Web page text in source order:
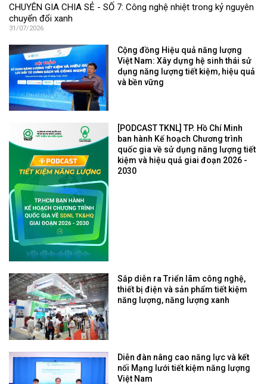
CHUYÊN GIA CHIA SẺ - SỐ 7: Công nghệ nhiệt trong kỷ nguyên
chuyển đổi xanh
31/07/2026
Cộng đồng Hiệu quả năng lượng
Việt Nam: Xây dựng hệ sinh thái sử
dụng năng lượng tiết kiệm, hiệu quả
và bền vững
[PODCAST TKNL] TP. Hồ Chí Minh
ban hành Kế hoạch Chương trình
quốc gia về sử dụng năng lượng tiết
kiệm và hiệu quả giai đoạn 2026 -
2030
Sắp diễn ra Triển lãm công nghệ,
thiết bị điện và sản phẩm tiết kiệm
năng lượng, năng lượng xanh
Diễn đàn nâng cao năng lực và kết
nối Mạng lưới tiết kiệm năng lượng
Việt Nam